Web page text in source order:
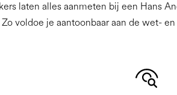
laten alles aanmeten bij een Hans
voldoe je aantoonbaar aan de wet-